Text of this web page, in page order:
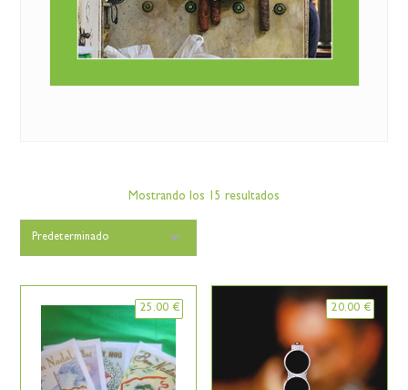
Mostrando los 15 resultados
25.00 € 20.00 €